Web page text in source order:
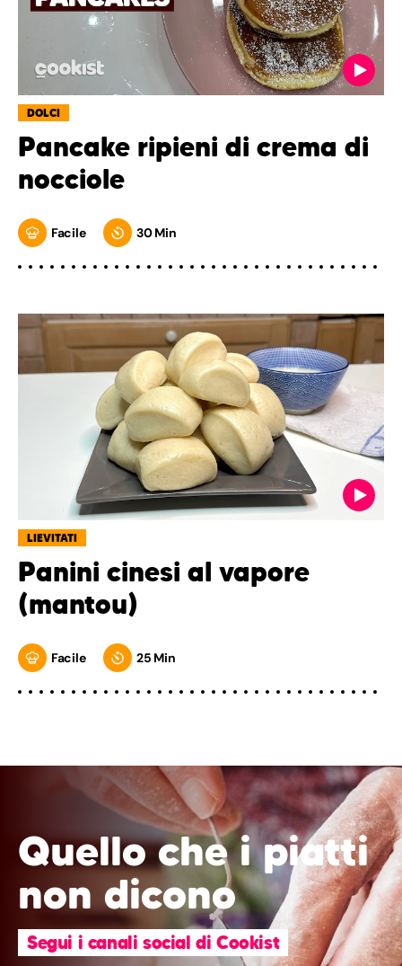
DOLCI
Pancake ripieni di crema di
nocciole
Facile 30 Min
LIEVITATI
Panini cinesi al vapore
(mantou)
Facile 25 Min
Quello che i piatti
non dicono
Segui i canali social di Cookist